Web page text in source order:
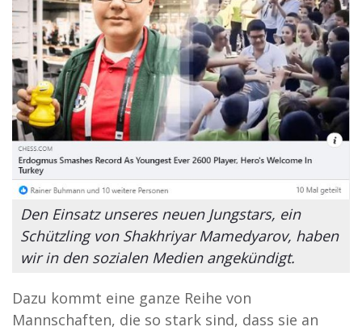
Den Einsatz unseres neuen Jungstars, ein
Schützling von Shakhriyar Mamedyarov, haben
wir in den sozialen Medien angekündigt.
Dazu kommt eine ganze Reihe von
Mannschaften, die so stark sind, dass sie an